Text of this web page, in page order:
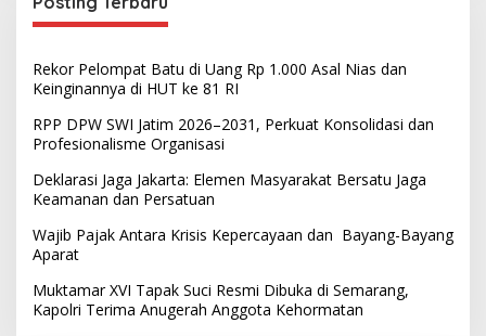
Rekor Pelompat Batu di Uang Rp 1.000 Asal Nias dan
Keinginannya di HUT ke 81 RI
RPP DPW SWI Jatim 2026–2031, Perkuat Konsolidasi dan
Profesionalisme Organisasi
Deklarasi Jaga Jakarta: Elemen Masyarakat Bersatu Jaga
Keamanan dan Persatuan
Wajib Pajak Antara Krisis Kepercayaan dan Bayang-Bayang
Aparat
Muktamar XVI Tapak Suci Resmi Dibuka di Semarang,
Kapolri Terima Anugerah Anggota Kehormatan